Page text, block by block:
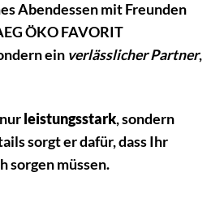
Abendessen mit Freunden
ÖKO FAVORIT
ein verlässlicher Partner,
leistungsstark, sondern
sorgt er dafür, dass Ihr
sorgen müssen.